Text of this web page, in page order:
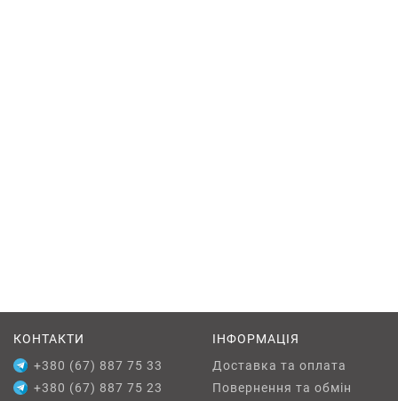
КОНТАКТИ
+380 (67) 887 75 33
+380 (67) 887 75 23
ІНФОРМАЦІЯ
Доставка та оплата
Повернення та обмін